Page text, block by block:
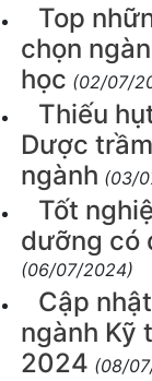
Top
chọn
học (02/07/
Thiếu
Dược
ngành (03/
Tốt
dưỡng có
(06/07/2024)
Cập
ngành Kỹ
2024 (08/